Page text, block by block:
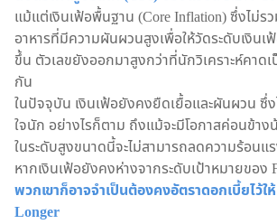
แม้แต่เงินเฟ้อพื้นฐาน (Core Inflation) ซึ่งไม่ร
อาหารที่มีความผันผวนสูงเพื่อให้วัดระดับเงิน
ขึ้น ตัวเลขยังออกมาสูงกว่าที่นักวิเคราะห์คาด
กัน
ในปัจจุบัน เงินเฟ้อยังคงยืดเยื้อและผันผวน ซึ่ง
ใจนัก อย่างไรก็ตาม ถึงแม้จะมีโอกาสค่อนข้า
ในระดับสูงขนาดนี้จะไม่สามารถลดความร้อนแ
หากเงินเฟ้อยังคงห่างจากระดับเป้าหมายของ
พวกเขาก็อาจจำเป็นต้องคงอัตราดอกเบี้ยไว้ใ
Longer